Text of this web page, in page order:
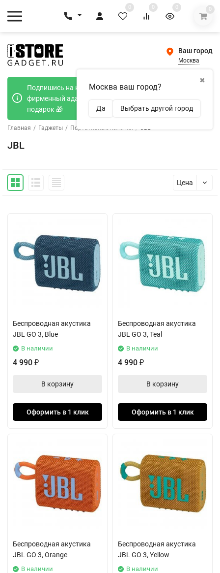
0 0 0 0
Ваш город
Москва
✖
Москва ваш город?
Да Выбрать другой город
Подпишись на наш телеграмм канал и получи
фирменный адаптер Type-C 20W при покупке в
подарок 🎁
Главная / Гаджеты / Портативные колонки / JBL
JBL
Цена
Беспроводная акустика
JBL GO 3, Blue
В наличии
4 990 ₽
В корзину
Оформить в 1 клик
Беспроводная акустика
JBL GO 3, Teal
В наличии
4 990 ₽
В корзину
Оформить в 1 клик
Беспроводная акустика
JBL GO 3, Orange
В наличии
Беспроводная акустика
JBL GO 3, Yellow
В наличии